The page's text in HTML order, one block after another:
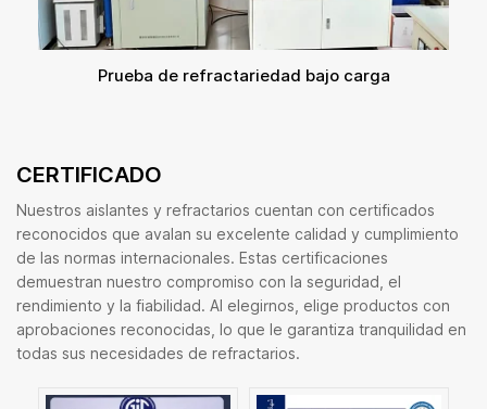
Prueba de refractariedad bajo carga
CERTIFICADO
Nuestros aislantes y refractarios cuentan con certificados
reconocidos que avalan su excelente calidad y cumplimiento
de las normas internacionales. Estas certificaciones
demuestran nuestro compromiso con la seguridad, el
rendimiento y la fiabilidad. Al elegirnos, elige productos con
aprobaciones reconocidas, lo que le garantiza tranquilidad en
todas sus necesidades de refractarios.